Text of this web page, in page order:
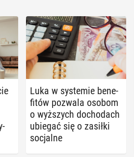
Luka w sys­te­mie be­ne­
fi­tów pozwala osobom
o wyż­szych do­cho­dach
ubiegać się o zasiłki
so­cjal­ne